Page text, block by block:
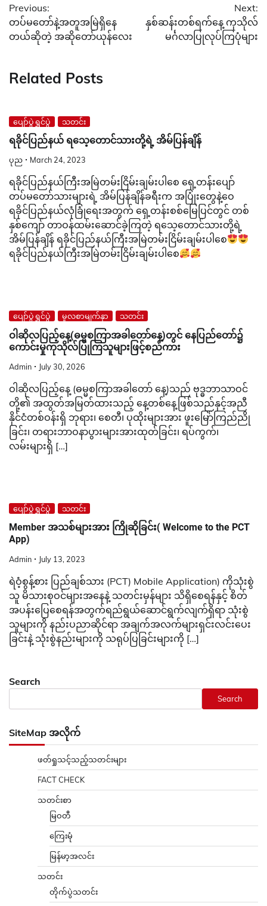
navigation
Previous:
တပ်မတော်နဲ့အတူအမြဲရှိနေ
တယ်ဆိုတဲ့ အဆိုတော်ယုန်လေး
Next:
နှစ်ဆန်းတစ်ရက်နေ့ ကုသိုလ်
မင်္ဂလာပြုလုပ်ကြပုံများ
Related Posts
ပျော်ပွဲရွှင်ပွဲ သတင်း
ရခိုင်ပြည်နယ် ရသေ့တောင်သားတို့ရဲ့ အိမ်ပြန်ချိန်
ပုည March 24, 2023
ရခိုင်ပြည်နယ်ကြီးအမြဲတမ်းငြိမ်းချမ်းပါစေ ရှေ့တန်းပျော်
တပ်မတော်သားများရဲ့ အိမ်ပြန်ချိန်ခရီးက အပြုံးတွေနဲ့ဝေ
ရခိုင်ပြည်နယ်လုံခြုံရေးအတွက် ရှေ့တန်းစစ်မြေပြင်တွင် တစ်
နှစ်ကျော် တာဝန်ထမ်းဆောင်ခဲ့ကြတဲ့ ရသေ့တောင်သားတို့ရဲ့
အိမ်ပြန်ချိန် ရခိုင်ပြည်နယ်ကြီးအမြဲတမ်းငြိမ်းချမ်းပါစေ
ရခိုင်ပြည်နယ်ကြီးအမြဲတမ်းငြိမ်းချမ်းပါစေ
ပျော်ပွဲရွှင်ပွဲ မူလစာမျက်နှာ သတင်း
ဝါဆိုလပြည့်နေ့(ဓမ္မစကြာအခါတော်နေ့)တွင် နေပြည်တော်၌
ကောင်းမှုကုသိုလ်ပြုကြသူများဖြင့်စည်ကား
Admin July 30, 2026
ဝါဆိုလပြည့်နေ့ (ဓမ္မစကြာအခါတော် နေ့)သည် ဗုဒ္ဓဘာသာဝင်
တို့၏ အထွတ်အမြတ်ထားသည့် နေ့တစ်နေ့ဖြစ်သည်နှင့်အညီ
နိုင်ငံတစ်ဝန်းရှိ ဘုရား၊ စေတီ၊ ပုထိုးများအား ဖူးမြော်ကြည်ညို
ခြင်း၊ တရားဘာဝနာပွားများအားထုတ်ခြင်း၊ ရပ်ကွက်၊
လမ်းများရှိ […]
ပျော်ပွဲရွှင်ပွဲ သတင်း
Member အသစ်များအား ကြိုဆိုခြင်း( Welcome to the PCT
App)
Admin July 13, 2023
ရဲဝံ့စွန့်စား ပြည်ချစ်သား (PCT) Mobile Application) ကိုသုံးစွဲ
သူ မိသားစုဝင်များအနေနဲ့ သတင်းမှန်များ သိရှိစေရန်နှင့် စိတ်
အပန်းပြေစေရန်အတွက်ရည်ရွယ်ဆောင်ရွက်လျက်ရှိရာ သုံးစွဲ
သူများကို နည်းပညာဆိုင်ရာ အချက်အလက်များရှင်းလင်းပေး
ခြင်းနဲ့ သုံးစွဲနည်းများကို သရုပ်ပြခြင်းများကို […]
Search
Search
SiteMap အလိုက်
ဖတ်ရှုသင့်သည့်သတင်းများ
FACT CHECK
သတင်းစာ
မြဝတီ
ကြေးမုံ
မြန်မာ့အလင်း
သတင်း
တိုက်ပွဲသတင်း